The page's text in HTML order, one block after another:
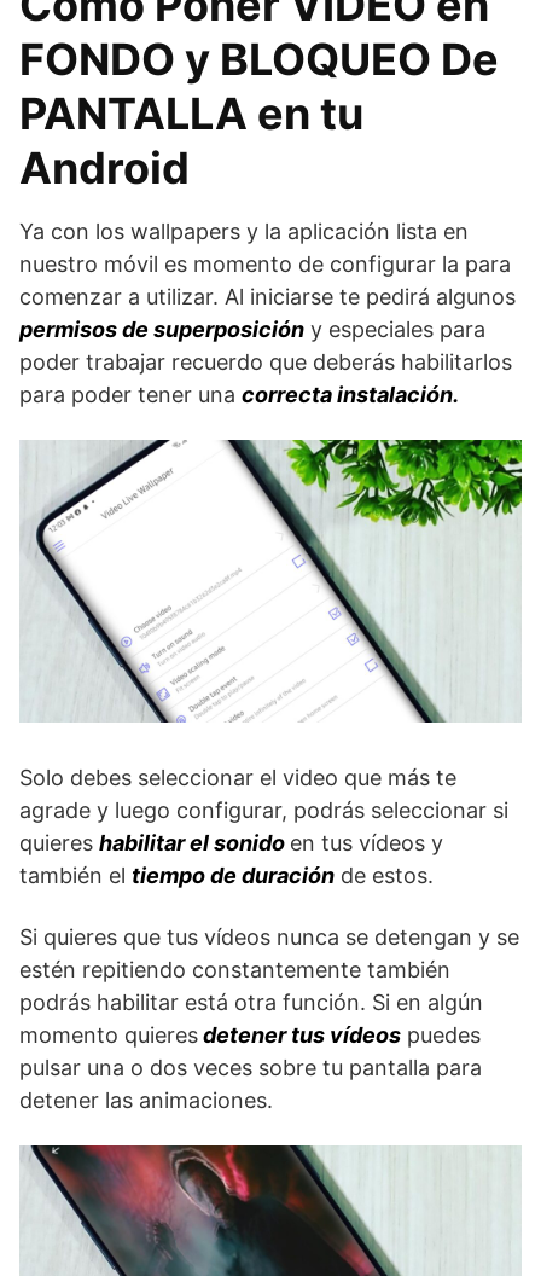
FONDO y BLOQUEO De
PANTALLA en tu
Android
Ya con los wallpapers y la aplicación lista en
nuestro móvil es momento de configurar la para
comenzar a utilizar. Al iniciarse te pedirá algunos
permisos de superposición y especiales para
poder trabajar recuerdo que deberás habilitarlos
para poder tener una correcta instalación.
Solo debes seleccionar el video que más te
agrade y luego configurar, podrás seleccionar si
quieres habilitar el sonido en tus vídeos y
también el tiempo de duración de estos.
Si quieres que tus vídeos nunca se detengan y se
estén repitiendo constantemente también
podrás habilitar está otra función. Si en algún
momento quieresdetener tus vídeos puedes
pulsar una o dos veces sobre tu pantalla para
detener las animaciones.